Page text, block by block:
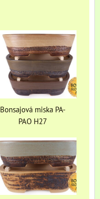
Bonsajová miska PA-
PAO H27